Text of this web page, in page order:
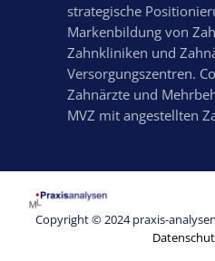
strategische
Markenbildung von
Zahnkliniken und
Versorgungszentren.
Zahnärzte und
MVZ mit angestellten
Copyright © 2024 praxis-